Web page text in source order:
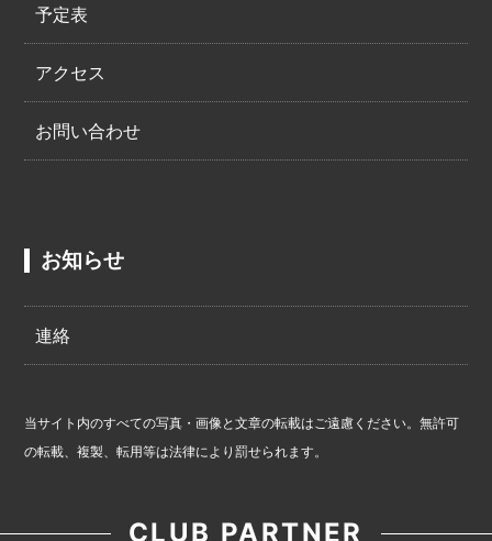
予定表
アクセス
お問い合わせ
お知らせ
連絡
当サイト内のすべての写真・画像と文章の転載はご遠慮ください。無許可
の転載、複製、転用等は法律により罰せられます。
CLUB PARTNER